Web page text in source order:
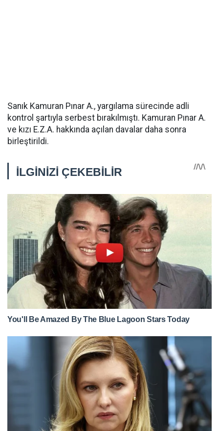
Sanık Kamuran Pınar A., yargılama sürecinde adli
kontrol şartıyla serbest bırakılmıştı. Kamuran Pınar A.
ve kızı E.Z.A. hakkında açılan davalar daha sonra
birleştirildi.